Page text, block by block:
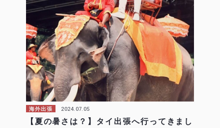
海外出張 2024.07.05
【夏の暑さは？】タイ出張へ行ってきまし